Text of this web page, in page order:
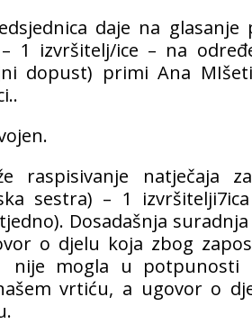
daje na
1 izvršitelj/ice – na
dopust) primi Ana
raspisivanje natječaja
sestra) – 1
Dosadašnja
o djelu koja zbog
mogla u potpunosti
vrtiću, a ugovor o